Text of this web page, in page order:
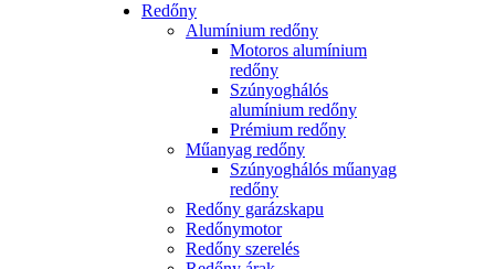
Redőny
Alumínium redőny
Motoros alumínium
redőny
Szúnyoghálós
alumínium redőny
Prémium redőny
Műanyag redőny
Szúnyoghálós műanyag
redőny
Redőny garázskapu
Redőnymotor
Redőny szerelés